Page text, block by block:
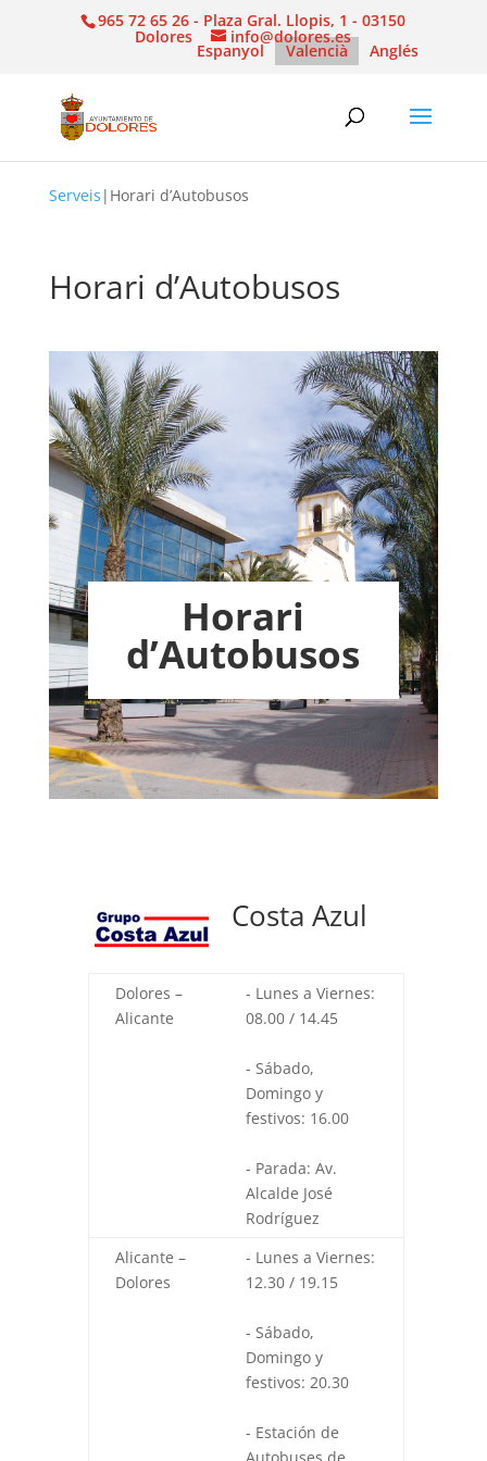
965 72 65 26 - Plaza Gral. Llopis, 1 - 03150
Dolores info@dolores.es
Espanyol Valencià Anglés
Serveis | Horari d’Autobusos
Horari d’Autobusos
Horari
d’Autobusos
Costa Azul
Dolores –
Alicante
- Lunes a Viernes:
08.00 / 14.45
- Sábado,
Domingo y
festivos: 16.00
- Parada: Av.
Alcalde José
Rodríguez
Alicante –
Dolores
- Lunes a Viernes:
12.30 / 19.15
- Sábado,
Domingo y
festivos: 20.30
- Estación de